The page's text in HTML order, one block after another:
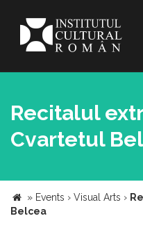
Recitalul
Cvartetul
» Events › Visual Arts ›
Belcea